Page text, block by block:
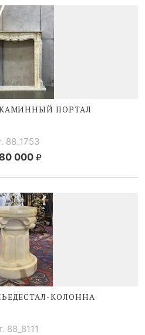
ПОРТАЛ
88_1753
000
КОЛОННА
88_8111